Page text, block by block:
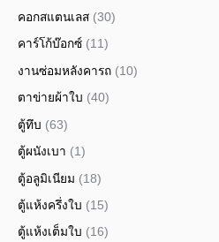
คอกสแตนเลส (30)
คาร์โก้บ๊อกซ์ (11)
งานซ่อมหลังคารถ (10)
ตาข่ายผ้าใบ (40)
ตู้ทึบ (63)
ตู้ผนังเบา (1)
ตู้อลูมิเนียม (18)
ตู้แห้งครึ่งใบ (15)
ตู้แห้งเต็มใบ (16)